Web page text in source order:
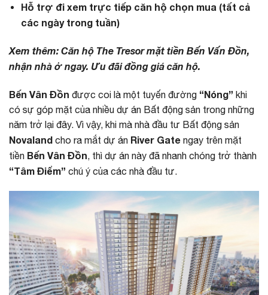
Hỗ trợ đi xem trực tiếp căn hộ chọn mua (tất cả
các ngày trong tuần)
Xem thêm: Căn hộ The Tresor mặt tiền Bến Vấn Đồn,
nhận nhà ở ngay. Ưu đãi đồng giá căn hộ.
Bến Vân Đồn được coi là một tuyến đường “Nóng” khi
có sự góp mặt của nhiều dự án Bất động sản trong những
năm trở lại đây. Vì vậy, khi mà nhà đầu tư Bất động sản
Novaland cho ra mắt dự án River Gate ngay trên mặt
tiền Bến Vân Đồn , thì dự án này đã nhanh chóng trở thành
“Tâm Điểm” chú ý của các nhà đầu tư.